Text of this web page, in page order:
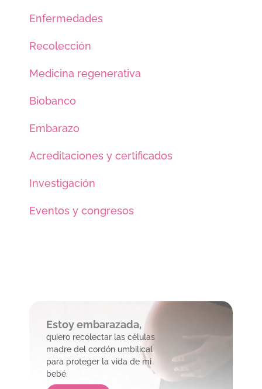
Enfermedades
Recolección
Medicina regenerativa
Biobanco
Embarazo
Acreditaciones y certificados
Investigación
Eventos y congresos
Estoy embarazada,
quiero recolectar las células
madre del cordón umbilical
para proteger la vida de mi
bebé.